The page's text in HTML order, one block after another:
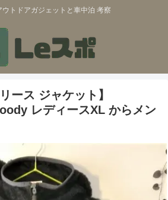
ウトドアガジェットと車中泊 考察
ース ジャケット】
レディースXL からメン